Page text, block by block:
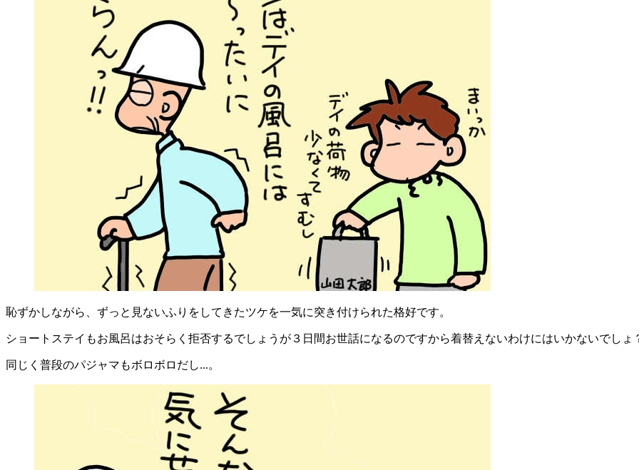
恥ずかしながら、ずっと見ないふりをしてきたツケを一気に突き付けられた格好です。
ショートステイもお風呂はおそらく拒否するでしょうが３日間お世話になるのですから着替えないわけにはいかないでしょ
同じく普段のパジャマもボロボロだし...。